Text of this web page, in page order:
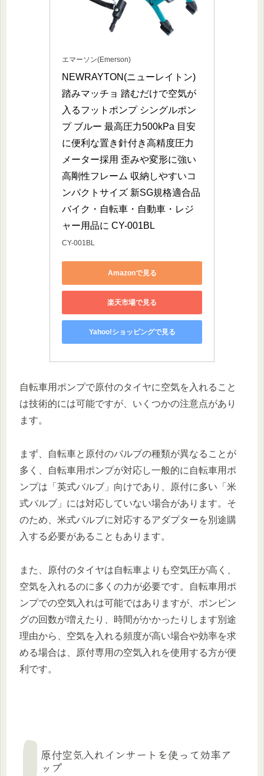
エマーソン(Emerson)
NEWRAYTON(ニューレイトン)
踏みマッチョ 踏むだけで空気が
入るフットポンプ シングルポン
プ ブルー 最高圧力500kPa 目安
に便利な置き針付き高精度圧力
メーター採用 歪みや変形に強い
高剛性フレーム 収納しやすいコ
ンパクトサイズ 新SG規格適合品
バイク・自転車・自動車・レジ
ャー用品に CY-001BL
CY-001BL
Amazonで見る
楽天市場で見る
Yahoo!ショッピングで見る
自転車用ポンプで原付のタイヤに空気を入れること
は技術的には可能ですが、いくつかの注意点があり
ます。
まず、自転車と原付のバルブの種類が異なることが
多く、自転車用ポンプが対応し一般的に自転車用ポ
ンプは「英式バルブ」向けであり、原付に多い「米
式バルブ」には対応していない場合があります。そ
のため、米式バルブに対応するアダプターを別途購
入する必要があることもあります。
また、原付のタイヤは自転車よりも空気圧が高く、
空気を入れるのに多くの力が必要です。自転車用ポ
ンプでの空気入れは可能ではありますが、ポンピン
グの回数が増えたり、時間がかかったりします別途
理由から、空気を入れる頻度が高い場合や効率を求
める場合は、原付専用の空気入れを使用する方が便
利です。
原付空気入れインサートを使って効率ア
ップ